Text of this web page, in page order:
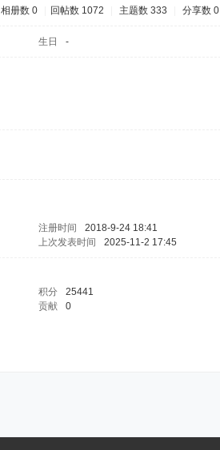
相册数 0 回帖数 1072 主题数 333 分享数 0
生日 -
注册时间 2018-9-24 18:41
上次发表时间 2025-11-2 17:45
积分 25441
贡献 0